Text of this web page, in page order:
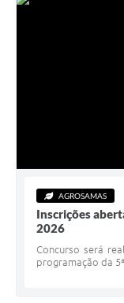
AGROSAMAS
Inscrições
2026
Concurso será
programação da